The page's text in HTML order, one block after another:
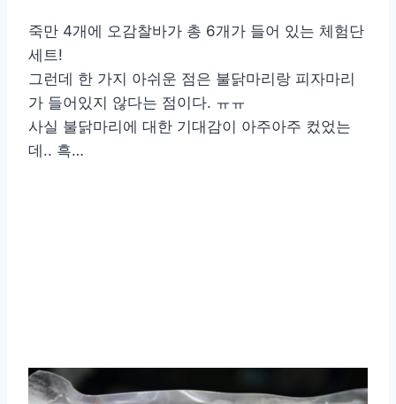
죽만 4개에 오감찰바가 총 6개가 들어 있는 체험단
세트!
그런데 한 가지 아쉬운 점은 불닭마리랑 피자마리
가 들어있지 않다는 점이다. ㅠㅠ
사실 불닭마리에 대한 기대감이 아주아주 컸었는
데.. 흑…